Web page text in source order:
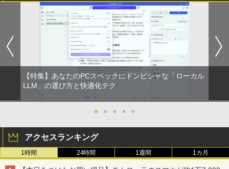
【特集】あなたのPCスペックにドンピシャな「ローカル
LLM」の選び方と快適化テク
● ● ● ● ●
アクセスランキング
1時間 24時間 1週間 1カ月